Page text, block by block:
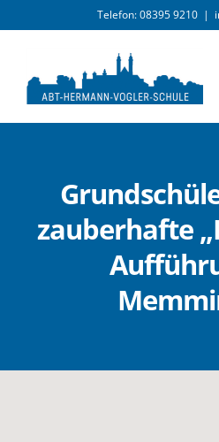
Telefon: 08395 9210 |
zauberhafte